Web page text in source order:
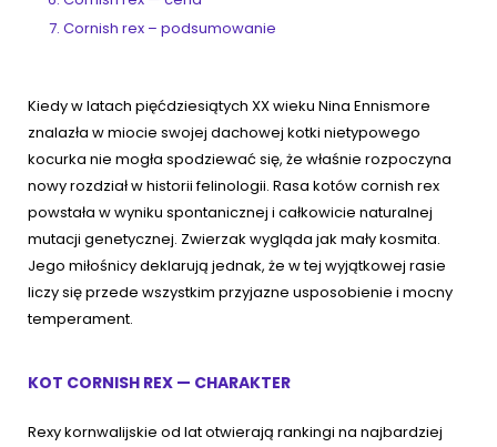
Cornish rex – podsumowanie
Kiedy w latach pięćdziesiątych XX wieku Nina Ennismore
znalazła w miocie swojej dachowej kotki nietypowego
kocurka nie mogła spodziewać się, że właśnie rozpoczyna
nowy rozdział w historii felinologii. Rasa kotów cornish rex
powstała w wyniku spontanicznej i całkowicie naturalnej
mutacji genetycznej. Zwierzak wygląda jak mały kosmita.
Jego miłośnicy deklarują jednak, że w tej wyjątkowej rasie
liczy się przede wszystkim przyjazne usposobienie i mocny
temperament.
KOT CORNISH REX — CHARAKTER
Rexy kornwalijskie od lat otwierają rankingi na najbardziej